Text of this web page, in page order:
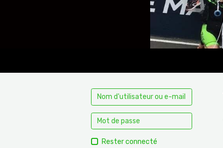
Rester connecté